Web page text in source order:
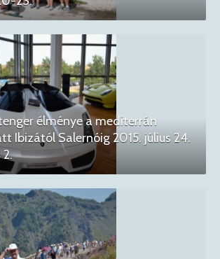
élménye a mediterrán
Ibizától Salernóig 2015. július 24.